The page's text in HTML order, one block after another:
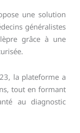
une solution
généralistes
grâce à une
la plateforme a
tout en formant
au diagnostic